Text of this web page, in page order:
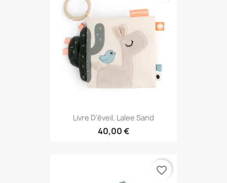
Livre D'éveil, Lalee Sand
40,00 €
favorite_border